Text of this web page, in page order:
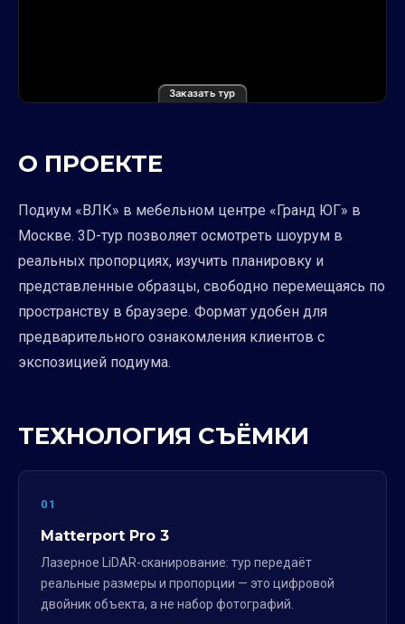
Заказать тур
О ПРОЕКТЕ
Подиум «ВЛК» в мебельном центре «Гранд ЮГ» в
Москве. 3D-тур позволяет осмотреть шоурум в
реальных пропорциях, изучить планировку и
представленные образцы, свободно перемещаясь по
пространству в браузере. Формат удобен для
предварительного ознакомления клиентов с
экспозицией подиума.
ТЕХНОЛОГИЯ СЪЁМКИ
01
Matterport Pro 3
Лазерное LiDAR-сканирование: тур передаёт
реальные размеры и пропорции — это цифровой
двойник объекта, а не набор фотографий.